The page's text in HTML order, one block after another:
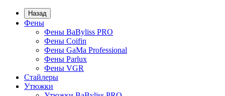
Назад
Фены
Фены BaByliss PRO
Фены Coifin
Фены GaMa Professional
Фены Parlux
Фены VGR
Стайлеры
Утюжки